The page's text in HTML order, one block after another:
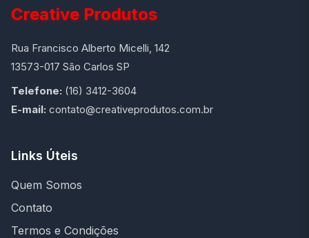
Creative Produtos
Rua Francisco Alberto Micelli, 142
13573-017 São Carlos SP
Telefone: (16) 3412-3604
E-mail: contato@creativeprodutos.com.br
Links Úteis
Quem Somos
Contato
Termos e Condições